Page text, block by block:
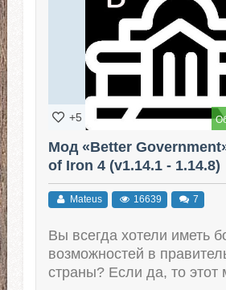
+5
Мод «Better
of Iron 4 (v1.14.1 - 1.14.8)
Mateus 16639 7
Вы всегда хотели иметь
возможностей в
страны? Если да, то этот